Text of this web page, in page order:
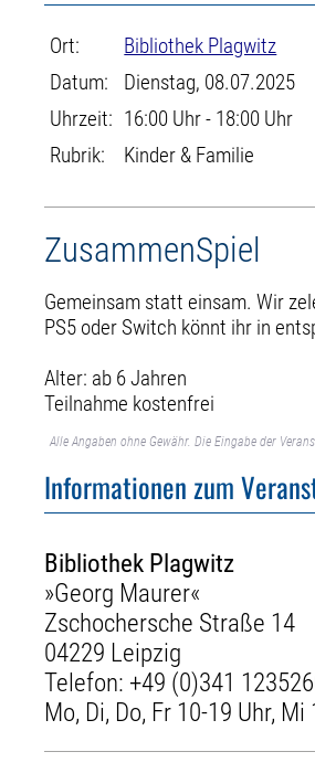
Ort:
Bibliothek Plagwitz
Datum:
Dienstag, 08.07.2025
Uhrzeit: 16:00 Uhr - 18:00 Uhr
Rubrik:
Kinder & Familie
ZusammenSpiel
Gemeinsam statt einsam. Wir
PS5 oder Switch könnt ihr in
Alter: ab 6 Jahren
Teilnahme kostenfrei
Alle Angaben ohne Gewähr. Die Eingabe der
Informationen zum
Bibliothek Plagwitz
»Georg Maurer«
Zschochersche Straße 14
04229 Leipzig
Telefon: +49 (0)341
Mo, Di, Do, Fr 10-19 Uhr,